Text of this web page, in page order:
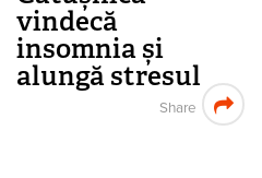
vindecă
insomnia și
alungă stresul
Share